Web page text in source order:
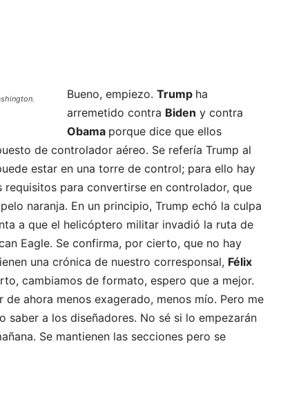
Bueno, empiezo. Trump ha
arremetido contra Biden y contra
Obama porque dice que ellos
de controlador aéreo. Se refería Trump al
estar en una torre de control; para ello hay
para convertirse en controlador, que
naranja. En un principio, Trump echó la culpa
a que el helicóptero militar invadió la ruta de
Eagle. Se confirma, por cierto, que no hay
una crónica de nuestro corresponsal, Félix
cambiamos de formato, espero que a mejor.
ahora menos exagerado, menos mío. Pero me
a los diseñadores. No sé si lo empezarán
Se mantienen las secciones pero se